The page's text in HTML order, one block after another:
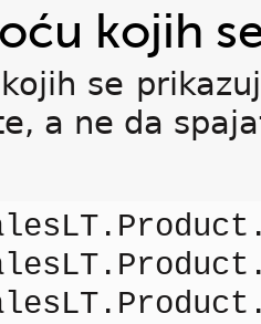
kojih
se
a ne da